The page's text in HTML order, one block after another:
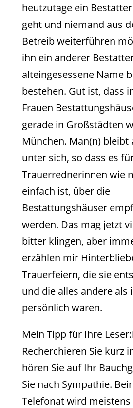
heutzutage ein
geht und niemand aus
Betreib weiterführen
ihn ein anderer
alteingesessene Name
bestehen. Gut ist, dass
Frauen
gerade in Großstädten
München. Man(n) bleibt
unter sich, so dass es
Trauerrednerinnen wie
einfach ist, über die
Bestattungshäuser
werden. Das mag jetzt
bitter klingen, aber
erzählen mir
Trauerfeiern, die sie
und die alles andere als
persönlich waren.
Mein Tipp für Ihre
Recherchieren Sie kurz
hören Sie auf Ihr
Sie nach Sympathie.
Telefonat wird